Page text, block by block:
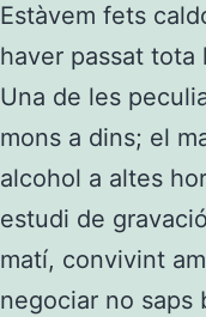
Estàvem fets
haver passat tota
Una de les
mons a dins; el
alcohol a altes
estudi de
matí, convivint
negociar no saps